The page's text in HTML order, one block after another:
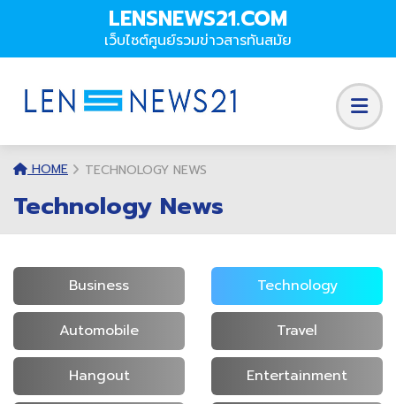
LENSNEWS21.COM
เว็บไซต์ศูนย์รวมข่าวสารทันสมัย
HOME TECHNOLOGY NEWS
Technology News
Business Technology
Automobile Travel
Hangout Entertainment